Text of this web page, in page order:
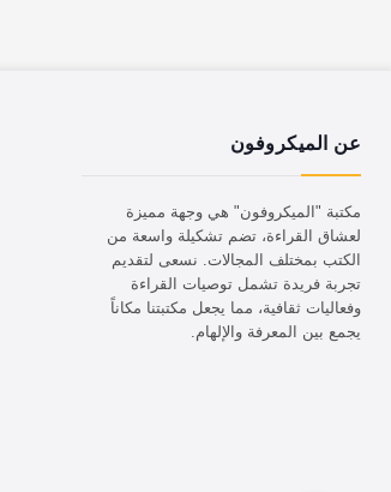
عن الميكروفون
مكتبة "الميكروفون" هي وجهة مميزة
لعشاق القراءة، تضم تشكيلة واسعة من
الكتب بمختلف المجالات. نسعى لتقديم
تجربة فريدة تشمل توصيات القراءة
وفعاليات ثقافية، مما يجعل مكتبتنا مكاناً
يجمع بين المعرفة والإلهام.